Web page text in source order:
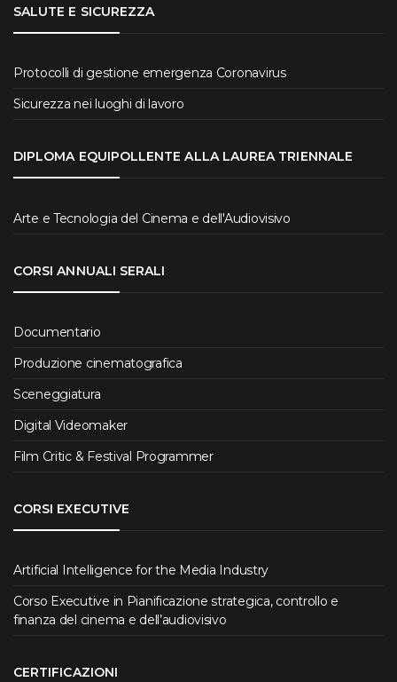
SALUTE E SICUREZZA
Protocolli di gestione emergenza Coronavirus
Sicurezza nei luoghi di lavoro
DIPLOMA EQUIPOLLENTE ALLA LAUREA TRIENNALE
Arte e Tecnologia del Cinema e dell'Audiovisivo
CORSI ANNUALI SERALI
Documentario
Produzione cinematografica
Sceneggiatura
Digital Videomaker
Film Critic & Festival Programmer
CORSI EXECUTIVE
Artificial Intelligence for the Media Industry
Corso Executive in Pianificazione strategica, controllo e
finanza del cinema e dell’audiovisivo
CERTIFICAZIONI